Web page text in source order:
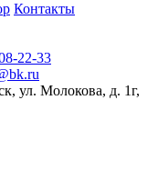
Контакты
22-33
ул. Молокова, д. 1г,